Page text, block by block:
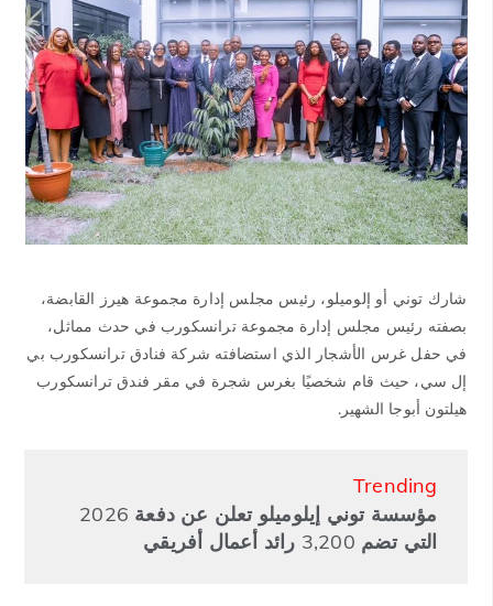
شارك توني أو إلوميلو، رئيس مجلس إدارة مجموعة هيرز القابضة،
بصفته رئيس مجلس إدارة مجموعة ترانسكورب في حدث مماثل،
في حفل غرس الأشجار الذي استضافته شركة فنادق ترانسكورب بي
إل سي، حيث قام شخصيًا بغرس شجرة في مقر فندق ترانسكورب
هيلتون أبوجا الشهير.
Trending
مؤسسة توني إيلوميلو تعلن عن دفعة 2026
التي تضم 3,200 رائد أعمال أفريقي